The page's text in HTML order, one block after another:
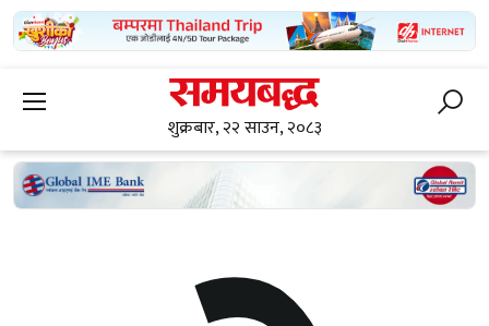
शुक्रबार, २२ साउन, २०८३